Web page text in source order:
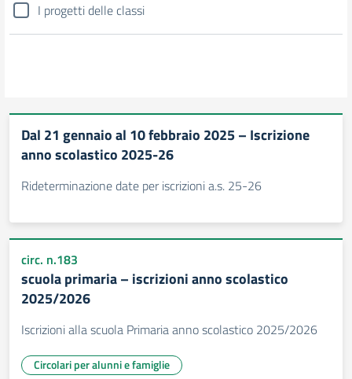
I progetti delle classi
Dal 21 gennaio al 10 febbraio 2025 – Iscrizione
anno scolastico 2025-26
Rideterminazione date per iscrizioni a.s. 25-26
circ. n.183
scuola primaria – iscrizioni anno scolastico
2025/2026
Iscrizioni alla scuola Primaria anno scolastico 2025/2026
Circolari per alunni e famiglie